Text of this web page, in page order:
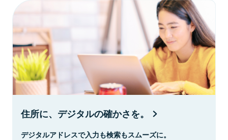
住所に、デジタルの確かさを。
デジタルアドレスで入力も検索もスムーズに。